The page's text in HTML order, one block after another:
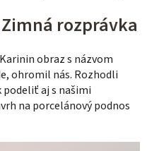
rozprávka
obraz s názvom
ohromil nás. Rozhodli
aj s našimi
na porcelánový podnos